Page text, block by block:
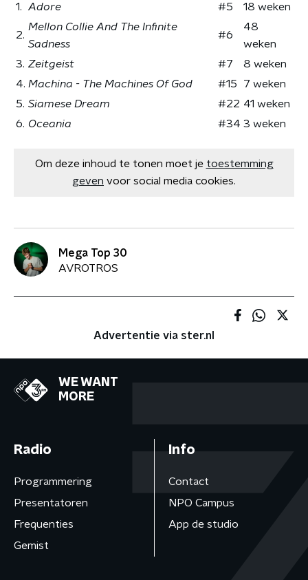
1.
Adore #5 18 weken
2.
Mellon Collie And The Infinite
Sadness
#6
48
weken
3. Zeitgeist #7
8 weken
4. Machina - The Machines Of God #15
7 weken
5. Siamese Dream #22 41 weken
6. Oceania #34 3 weken
Om deze inhoud te tonen moet je toestemming
geven voor social media cookies.
Mega Top 30
AVROTROS
Advertentie via ster.nl
WE WANT
MORE
Radio
Programmering
Presentatoren
Frequenties
Gemist
Info
Contact
NPO Campus
App de studio